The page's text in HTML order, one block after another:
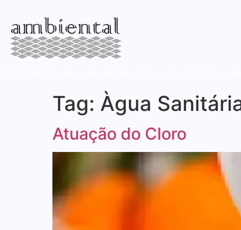
Tag: Àgua
Atuação do Cloro